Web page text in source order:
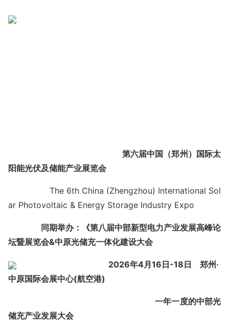
第六届中国（郑州）国际太
阳能光伏及储能产业展览会
The 6th China (Zhengzhou) International Sol
ar Photovoltaic & Energy Storage Industry Expo
同期举办： 《第八届中部新型电力产业发展高峰论
坛暨展览会&中原光储充一体化建设大会
2026年4月 16 日-18 日 郑州 ·
中原国际会展中心(航空港)
一年一度的中部光
储充产业发展大会